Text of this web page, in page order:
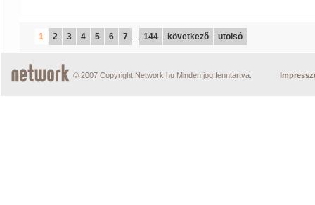
1 2 3 4 5 6 7 ... 144 következő utolsó
© 2007 Copyright Network.hu Minden jog fenntartva.